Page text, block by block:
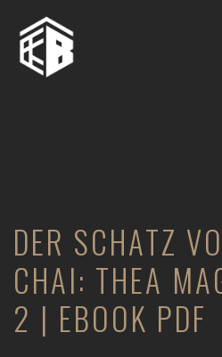
DER SCHATZ
CHAI: THEA
2 | EBOOK PDF